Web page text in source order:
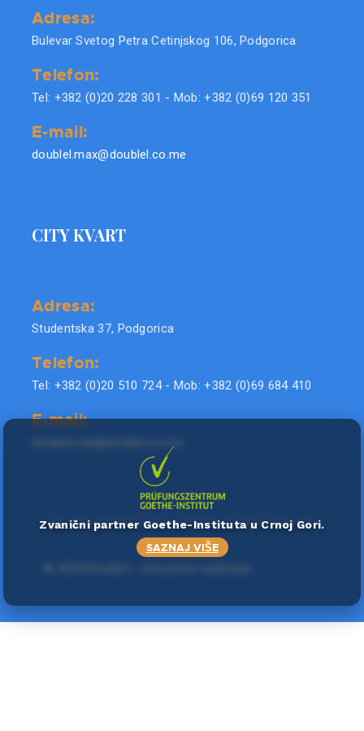
Adresa:
Bulevar Svetog Petra Cetinjskog 106, Podgorica
Telefon:
Tel: +382 (0)20 228 301 - Mob: +382 (0)69 120 351
E-mail:
doublel.max@doublel.co.me
CITY KVART
Adresa:
Studentska 37, Podgorica
Telefon:
Tel: +382 (0)20 510 724 - Mob: +382 (0)69 684 410
E-mail:
Zvanični partner Goethe-Instituta u Crnoj Gori.
SAZNAJ VIŠE